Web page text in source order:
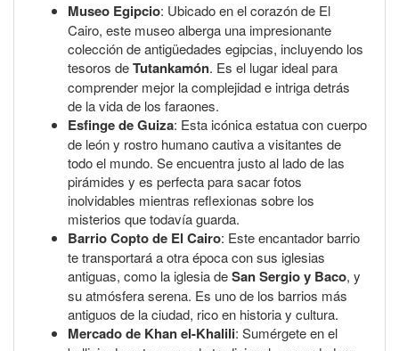
Museo Egipcio: Ubicado en el corazón de El
Cairo, este museo alberga una impresionante
colección de antigüedades egipcias, incluyendo los
tesoros deTutankamón. Es el lugar ideal para
comprender mejor la complejidad e intriga detrás
de la vida de los faraones.
Esfinge de Guiza: Esta icónica estatua con cuerpo
de león y rostro humano cautiva a visitantes de
todo el mundo. Se encuentra justo al lado de las
pirámides y es perfecta para sacar fotos
inolvidables mientras reflexionas sobre los
misterios que todavía guarda.
Barrio Copto de El Cairo: Este encantador barrio
te transportará a otra época con sus iglesias
antiguas, como la iglesia deSan Sergio y Baco, y
su atmósfera serena. Es uno de los barrios más
antiguos de la ciudad, rico en historia y cultura.
Mercado de Khan el-Khalili: Sumérgete en el